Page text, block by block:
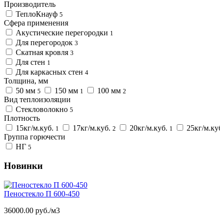
Производитель
ТеплоКнауф 5
Сфера применения
Акустические перегородки 1
Для перегородок 3
Скатная кровля 3
Для стен 1
Для каркасных стен 4
Толщина, мм
50 мм 5 150 мм 1 100 мм 2
Вид теплоизоляции
Стекловолокно 5
Плотность
15кг/м.куб. 1 17кг/м.куб. 2 20кг/м.куб. 1
25кг/
Группа горючести
НГ 5
Новинки
Пеностекло П 600-450
36000.00 руб./м3